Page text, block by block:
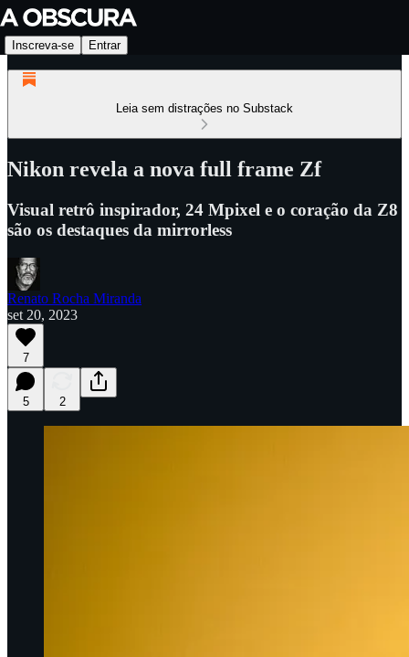
Inscreva-se Entrar
Leia sem distrações no Substack
Nikon revela a nova full frame Zf
Visual retrô inspirador, 24 Mpixel e o coração da Z8
são os destaques da mirrorless
Renato Rocha Miranda
set 20, 2023
7
5 2